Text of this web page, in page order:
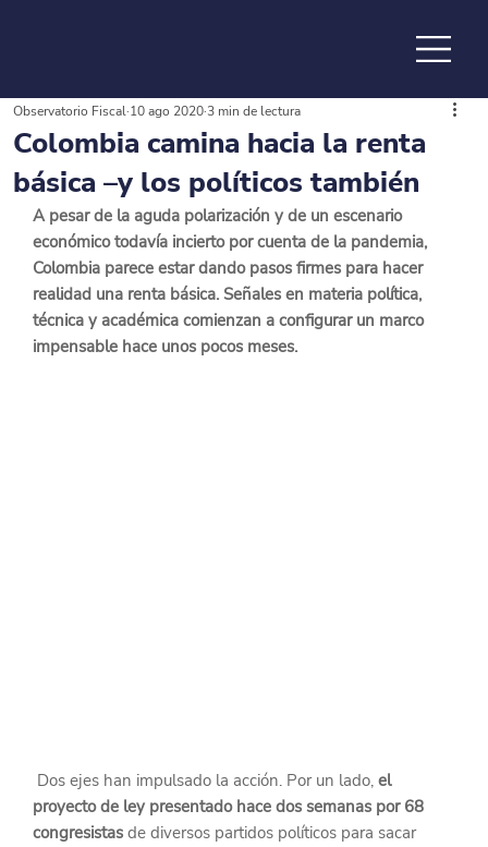
de la
Colombia camina hacia la renta
básica –y los políticos también
Observatorio Fiscal 10 ago 20203 min de lectura
A pesar de la aguda polarización y de un escenario
económico todavía incierto por cuenta de la pandemia,
Colombia parece estar dando pasos firmes para hacer
realidad una renta básica. Señales en materia política,
técnica y académica comienzan a configurar un marco
impensable hace unos pocos meses.
Dos ejes han impulsado la acción. Por un lado, el
proyecto de ley presentado hace dos semanas por 68
congresistas de diversos partidos políticos para sacar